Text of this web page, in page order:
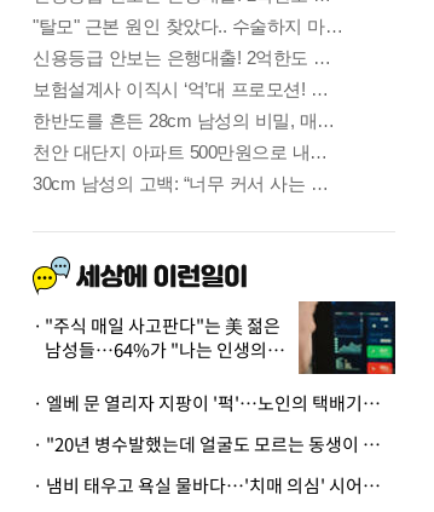
"주식 매일 사고판다"는 美 젊은
남성들…64%가 "나는 인생의
· 엘베 문 열리자 지팡이 '퍽'…노인의 택배기사 폭행 이유
· "20년 병수발했는데 얼굴도 모르는 동생이 유산 절반을"…배다른 형제 상속권 있을까
· 냄비 태우고 욕실 물바다…'치매 의심' 시어머니 검사 권유했다가 '날벼락'